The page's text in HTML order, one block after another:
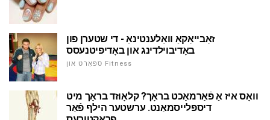
זאַבייאַקאַ וואַלענטינאַ - די שטערן פון
באָדיבוילדינג און באָדיפיטנעסס
ספּאָרט און Fitness
וואָס איז אַ פֿאַרמאַכט בראָך? קלאָוזד בראָך מיט
דיספּלייסמאַנט. ערשטער הילף פֿאַר